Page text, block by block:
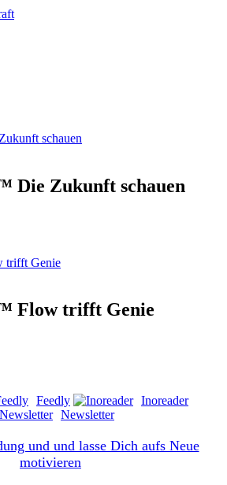
Die Zukunft schauen
Flow trifft Genie
Feedly
Inoreader
Newsletter
und und lasse Dich aufs Neue
motivieren